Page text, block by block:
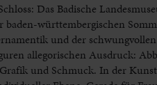
Das Badische
baden-württembergischen
und der
allegorischen Ausdruck:
und Schmuck. In der